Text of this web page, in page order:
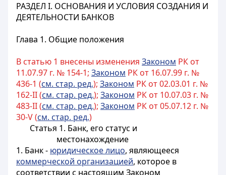
РАЗДЕЛ I. ОСНОВАНИЯ И УСЛОВИЯ СОЗДАНИЯ И
ДЕЯТЕЛЬНОСТИ БАНКОВ
Глава 1. Общие положения
В статью 1 внесены изменения Законом РК от
11.07.97 г. № 154-1; Законом РК от 16.07.99 г. №
436-1 (см. стар. ред.); Законом РК от 02.03.01 г. №
162-II (см. стар. ред.); Законом РК от 10.07.03 г. №
483-II (см. стар. ред.); Законом РК от 05.07.12 г. №
30-V (см. стар. ред.)
Статья 1. Банк, его статус и
местонахождение
1. Банк - юридическое лицо, являющееся
коммерческой организацией, которое в
соответствии с настоящим Законом